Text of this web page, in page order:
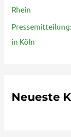
:Rhein
in Köln
Neueste